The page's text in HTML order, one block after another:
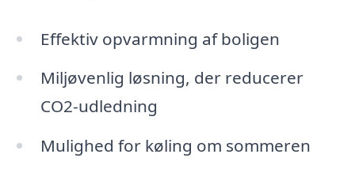
Effektiv opvarmning af boligen
Miljøvenlig løsning, der reducerer
CO2-udledning
Mulighed for køling om sommeren